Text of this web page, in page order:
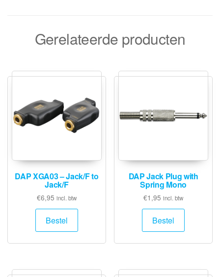
Gerelateerde producten
DAP XGA03 – Jack/F to
Jack/F
€6,95 incl. btw
Bestel
DAP Jack Plug with
Spring Mono
€1,95 incl. btw
Bestel